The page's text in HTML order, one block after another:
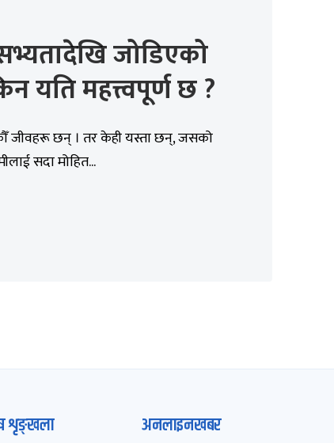
जोडिएको
यति महत्त्वपूर्ण छ ?
जीवहरू छन् । तर केही यस्ता छन्, जसको
सदा मोहित...
शृङ्खला अनलाइनखबर